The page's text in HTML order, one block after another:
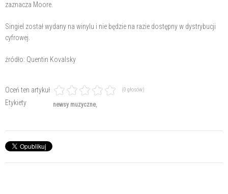
zaznacza Moore.
Singiel został wydany na winylu i nie będzie na razie dostępny w dystrybucji
cyfrowej.
źródło: Quentin Kovalsky
Oceń ten artykuł (0 głosów)
Etykiety newsy muzyczne